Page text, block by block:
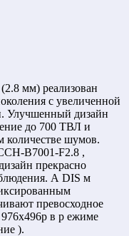
мм) реализован
с увеличенной
Улучшенный дизайн
до 700 ТВЛ и
количестве шумов.
B7001-F2.8 ,
прекрасно
А DIS м
превосходное
в р ежиме
).